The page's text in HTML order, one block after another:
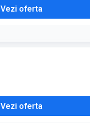
Vezi oferta
Vezi oferta